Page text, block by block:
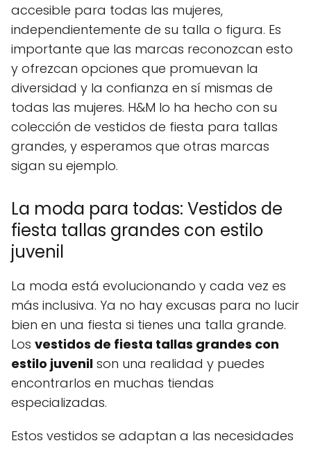
accesible para todas las mujeres,
independientemente de su talla o figura. Es
importante que las marcas reconozcan esto
y ofrezcan opciones que promuevan la
diversidad y la confianza en sí mismas de
todas las mujeres. H&M lo ha hecho con su
colección de vestidos de fiesta para tallas
grandes, y esperamos que otras marcas
sigan su ejemplo.
La moda para todas: Vestidos de
fiesta tallas grandes con estilo
juvenil
La moda está evolucionando y cada vez es
más inclusiva. Ya no hay excusas para no lucir
bien en una fiesta si tienes una talla grande.
Los vestidos de fiesta tallas grandes con
estilo juvenil son una realidad y puedes
encontrarlos en muchas tiendas
especializadas.
Estos vestidos se adaptan a las necesidades